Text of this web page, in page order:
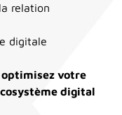
relation
digitale
optimisez votre
digital